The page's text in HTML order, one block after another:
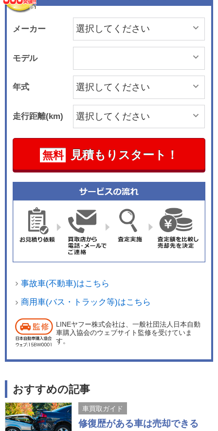
メーカー
モデル
年式
走行距離(km)
無料 見積もりスタート！
事故車(不動車)はこちら
商用車(バス・トラック等)はこちら
LINEヤフー株式会社は、一般社団法人日本自動
車購入協会のウェブサイト監修を受けていま
す。
おすすめの記事
車買取ガイド
修復歴がある車は売却できる